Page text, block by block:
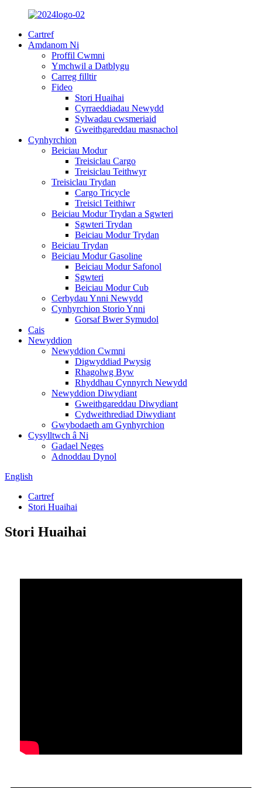
Cartref
Amdanom Ni
Proffil Cwmni
Ymchwil a Datblygu
Carreg filltir
Fideo
Stori Huaihai
Cyrraeddiadau Newydd
Sylwadau cwsmeriaid
Gweithgareddau masnachol
Cynhyrchion
Beiciau Modur
Treisiclau Cargo
Treisiclau Teithwyr
Treisiclau Trydan
Cargo Tricycle
Treisicl Teithiwr
Beiciau Modur Trydan a Sgwteri
Sgwteri Trydan
Beiciau Modur Trydan
Beiciau Trydan
Beiciau Modur Gasoline
Beiciau Modur Safonol
Sgwteri
Beiciau Modur Cub
Cerbydau Ynni Newydd
Cynhyrchion Storio Ynni
Gorsaf Bwer Symudol
Cais
Newyddion
Newyddion Cwmni
Digwyddiad Pwysig
Rhagolwg Byw
Rhyddhau Cynnyrch Newydd
Newyddion Diwydiant
Gweithgareddau Diwydiant
Cydweithrediad Diwydiant
Gwybodaeth am Gynhyrchion
Cysylltwch â Ni
Gadael Neges
Adnoddau Dynol
English
Cartref
Stori Huaihai
Stori Huaihai